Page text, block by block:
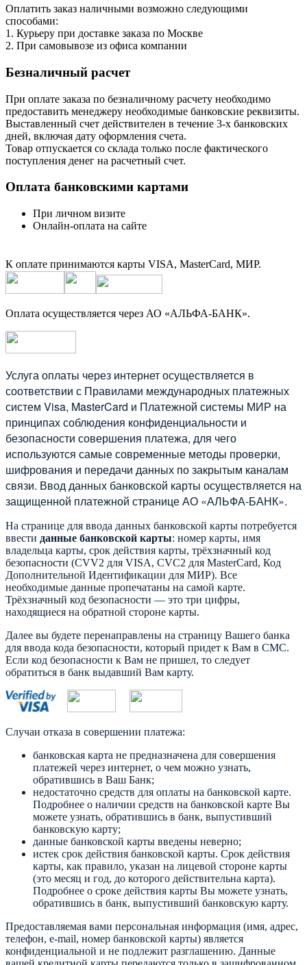
Оплатить заказ наличными возможно следующими
способами:
1. Курьеру при доставке заказа по Москве
2. При самовывозе из офиса компании
Безналичный расчет
При оплате заказа по безналичному расчету необходимо
предоставить менеджеру необходимые банковские реквизиты.
Выставленный счет действителен в течение 3-х банковских
дней, включая дату оформления cчета.
Товар отпускается со склада только после фактического
поступления денег на расчетный счет.
Оплата банковскими картами
При личном визите
Онлайн-оплата на сайте
К оплате принимаются карты VISA, MasterCard, МИР.
Оплата осуществляется через АО «АЛЬФА-БАНК».
Услуга оплаты через интернет осуществляется в
соответствии с Правилами международных платежных
систем Visa, MasterCard и Платежной системы МИР на
принципах соблюдения конфиденциальности и
безопасности совершения платежа, для чего
используются самые современные методы проверки,
шифрования и передачи данных по закрытым каналам
связи. Ввод данных банковской карты осуществляется на
защищенной платежной странице АО «АЛЬФА-БАНК».
На странице для ввода данных банковской карты потребуется
ввести данные банковской карты: номер карты, имя
владельца карты, срок действия карты, трёхзначный код
безопасности (CVV2 для VISA, CVC2 для MasterCard, Код
Дополнительной Идентификации для МИР). Все
необходимые данные пропечатаны на самой карте.
Трёхзначный код безопасности — это три цифры,
находящиеся на обратной стороне карты.
Далее вы будете перенаправлены на страницу Вашего банка
для ввода кода безопасности, который придет к Вам в СМС.
Если код безопасности к Вам не пришел, то следует
обратиться в банк выдавший Вам карту.
Случаи отказа в совершении платежа:
банковская карта не предназначена для совершения
платежей через интернет, о чем можно узнать,
обратившись в Ваш Банк;
недостаточно средств для оплаты на банковской карте.
Подробнее о наличии средств на банковской карте Вы
можете узнать, обратившись в банк, выпустивший
банковскую карту;
данные банковской карты введены неверно;
истек срок действия банковской карты. Срок действия
карты, как правило, указан на лицевой стороне карты
(это месяц и год, до которого действительна карта).
Подробнее о сроке действия карты Вы можете узнать,
обратившись в банк, выпустивший банковскую карту.
Предоставляемая вами персональная информация (имя, адрес,
телефон, e-mail, номер банковской карты) является
конфиденциальной и не подлежит разглашению. Данные